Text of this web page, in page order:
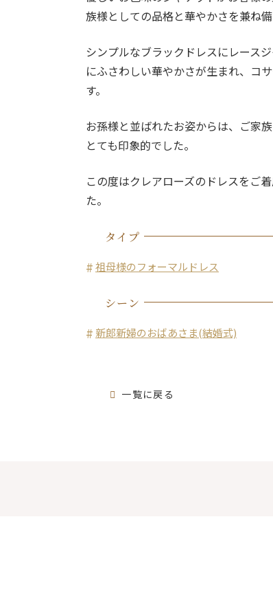
族様としての品格と華やかさを兼ね
シンプルなブラックドレスにレース
にふさわしい華やかさが生まれ、コ
す。
お孫様と並ばれたお姿からは、ご家
とても印象的でした。
この度はクレアローズのドレスをご
た。
タイプ
祖母様のフォーマルドレス
シーン
新郎新婦のおばあさま(結婚式)
一覧に戻る